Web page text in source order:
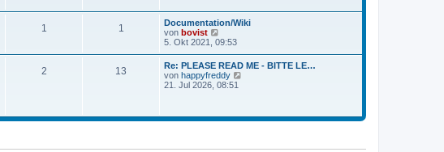
r
a
g
B
e
r
a
g
s
t
e
r
B
e
i
t
g
1 1
Documentation/Wiki
von bovist
e
e
s
t
e
e
r
5. Okt 2021, 09:53
2 13
Re: PLEASE READ ME - BITTE LE…
von happyfreddy
t
21. Jul 2026, 08:51